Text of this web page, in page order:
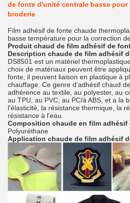
de fonte d'unité centrale basse pour
broderie
Film adhésif de fonte chaude
basse température pour la correction
Produit chaud de film adhésif de
Description chaude de film adhésif
DS8501 est un matériel
choix de matériaux peuvent être
fonte, il peuvent liaison en plastique à
chauffage. Ce genre d'adhésif chaud
adhérence au textile, au polyester, au
au TPU, au PVC, au PC/à ABS, et a la
l'élasticité, la résistance thermique, la
résistance à l'eau.
Composition chaude en film adhésif
Polyuréthane
Application chaude de film adhésif